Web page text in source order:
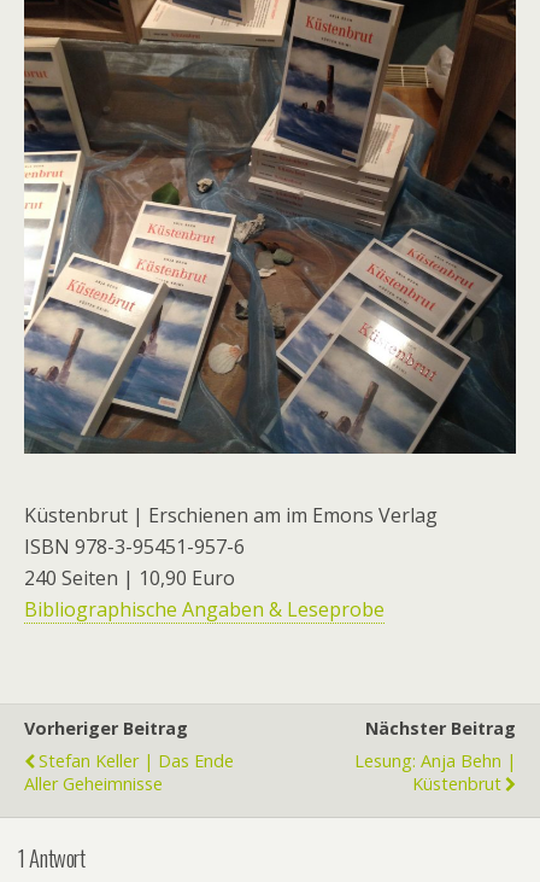
Küstenbrut | Erschienen am im Emons Verlag
ISBN 978-3-95451-957-6
240 Seiten | 10,90 Euro
Bibliographische Angaben & Leseprobe
Vorheriger Beitrag
Stefan Keller | Das Ende
Aller Geheimnisse
Nächster Beitrag
Lesung: Anja Behn |
Küstenbrut
1 Antwort